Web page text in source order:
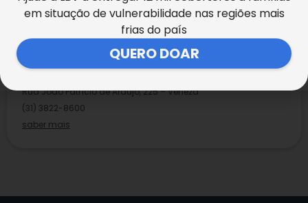
/MG
Centro Comunitário de Assistência Social José de Paiva
Netto
Rua João Patrício de Araújo, 225 – Veneza
(31) 3822-8600
saber mais
em situação de vulnerabilidade nas regiões mais
frias do país
QUERO DOAR